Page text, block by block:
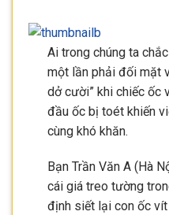
Ai trong chúng ta
một lần phải đối mặt
dở cười” khi chiếc ốc
đầu ốc bị toét khiến
cùng khó khăn.
Bạn Trần Văn A (Hà
cái giá treo tường
định siết lại con ốc